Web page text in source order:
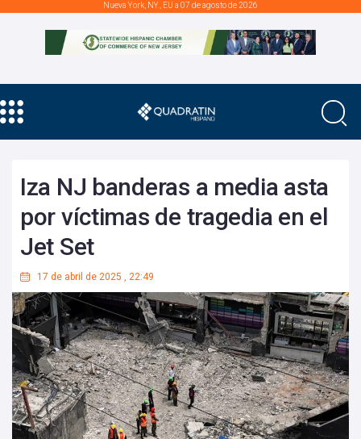
Nueva York, NY., EU a 07 de agosto de 2026
Iza NJ banderas a media asta
por víctimas de tragedia en el
Jet Set
17 de abril de 2025 , 22:49